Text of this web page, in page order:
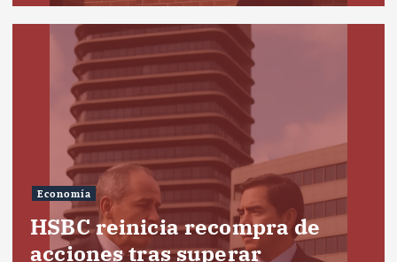
Economía
HSBC reinicia recompra de
acciones tras superar